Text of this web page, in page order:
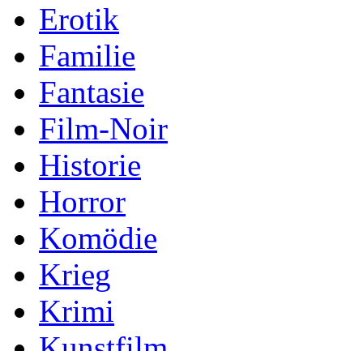
Erotik
Familie
Fantasie
Film-Noir
Historie
Horror
Komödie
Krieg
Krimi